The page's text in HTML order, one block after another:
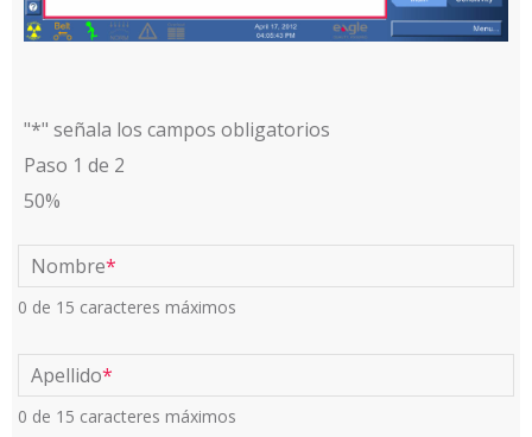
"*" señala los campos obligatorios
Paso 1 de 2
50%
Nombre*
0 de 15 caracteres máximos
Apellido*
0 de 15 caracteres máximos